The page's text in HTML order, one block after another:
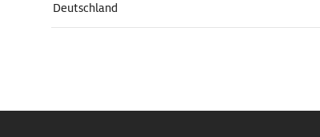
Deutschland